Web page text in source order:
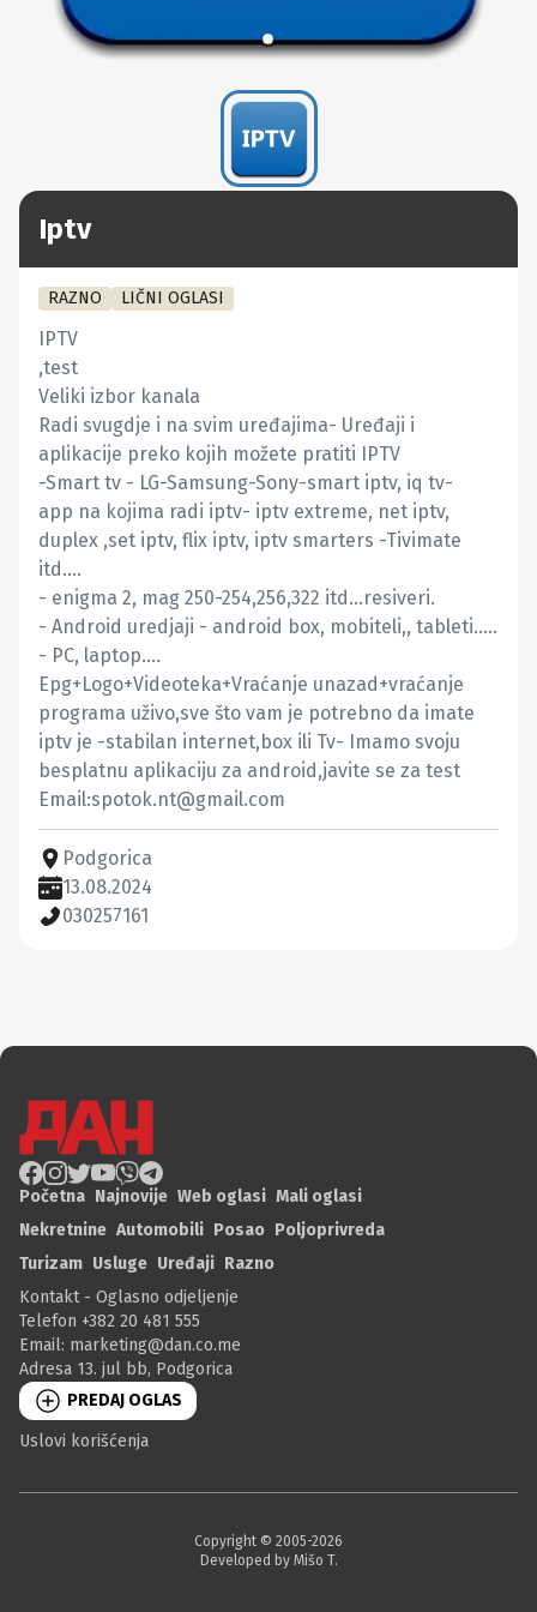
Iptv
RAZNO LIČNI OGLASI
IPTV
,test
Veliki izbor kanala
Radi svugdje i na svim uređajima- Uređaji i
aplikacije preko kojih možete pratiti IPTV
-Smart tv - LG-Samsung-Sony-smart iptv, iq tv-
app na kojima radi iptv- iptv extreme, net iptv,
duplex ,set iptv, flix iptv, iptv smarters -Tivimate
itd....
- enigma 2, mag 250-254,256,322 itd...resiveri.
- Android uredjaji - android box, mobiteli,, tableti.....
- PC, laptop....
Epg+Logo+Videoteka+Vraćanje unazad+vraćanje
programa uživo,sve što vam je potrebno da imate
iptv je -stabilan internet,box ili Tv- Imamo svoju
besplatnu aplikaciju za android,javite se za test
Email:spotok.nt@gmail.com
Podgorica
13.08.2024
030257161
Početna Najnovije Web oglasi Mali oglasi
Nekretnine Automobili Posao Poljoprivreda
Turizam Usluge Uređaji Razno
Kontakt - Oglasno odjeljenje
Telefon +382 20 481 555
Email: marketing@dan.co.me
Adresa 13. jul bb, Podgorica
PREDAJ OGLAS
Uslovi korišćenja
Copyright © 2005-2026
Developed by Mišo T.